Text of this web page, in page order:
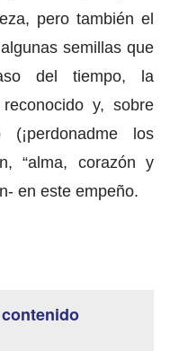
pero también el
semillas que
del tiempo, la
y, sobre
los
“alma, corazón y
en este empeño.